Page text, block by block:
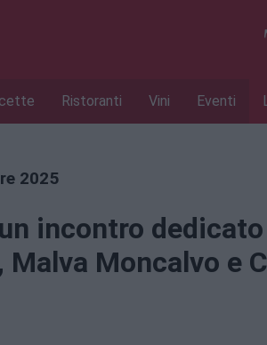
Ristoranti Vini Eventi
2025
incontro
Malva Moncalvo e